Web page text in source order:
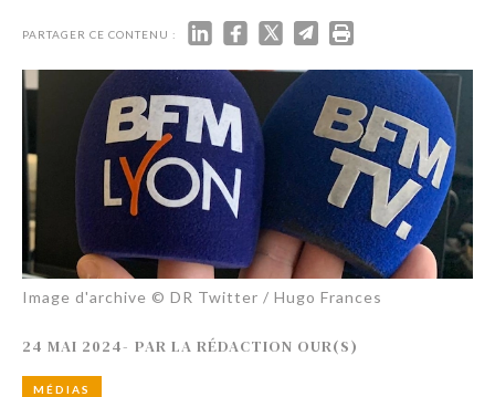
PARTAGER CE CONTENU :
Image d'archive © DR Twitter / Hugo Frances
24 MAI 2024- PAR LA RÉDACTION OUR(S)
MÉDIAS